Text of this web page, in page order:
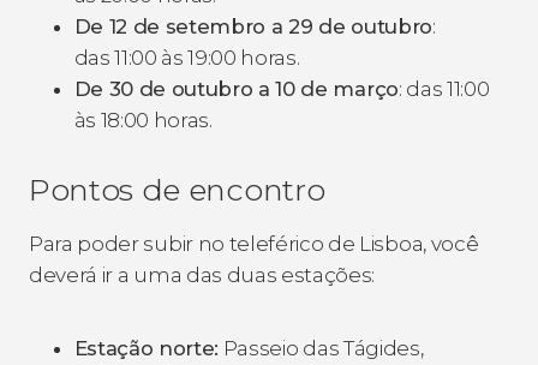
De 12 de setembro a 29 de outubro:
das 11:00 às 19:00 horas.
De 30 de outubro a 10 de março: das 11:00
às 18:00 horas.
Pontos de encontro
Para poder subir no teleférico de Lisboa, você
deverá ir a uma das duas estações:
Estação norte: Passeio das Tágides,